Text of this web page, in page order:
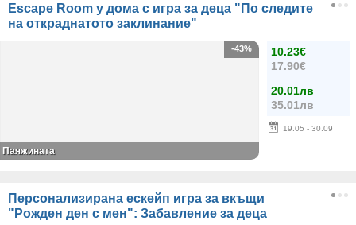
Escape Room у дома с игра за деца "По следите
на откраднатото заклинание"
10.23€
17.90€
20.01лв
35.01лв
19.05 - 30.09
-43%
Паяжината
Персонализирана ескейп игра за вкъщи
"Рожден ден с мен": Забавление за деца